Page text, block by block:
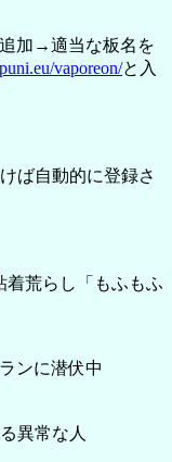
加→適当な板名を
vaporeon/と入
ば自動的に登録さ
着荒らし「もふもふ
ンに潜伏中
異常な人